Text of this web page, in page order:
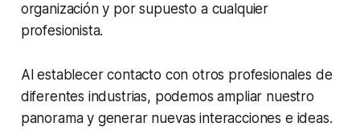
organización y por supuesto a cualquier
profesionista.
Al establecer contacto con otros profesionales de
diferentes industrias, podemos ampliar nuestro
panorama y generar nuevas interacciones e ideas.